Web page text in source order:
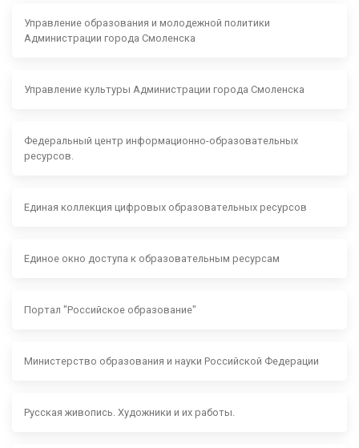
Управление образования и молодежной политики
Администрации города Смоленска
Управление культуры Администрации города Смоленска
Федеральный центр информационно-образовательных
ресурсов.
Единая коллекция цифровых образовательных ресурсов
Единое окно доступа к образовательным ресурсам
Портал "Российское образование"
Министерство образования и науки Российской Федерации
Русская живопись. Художники и их работы.